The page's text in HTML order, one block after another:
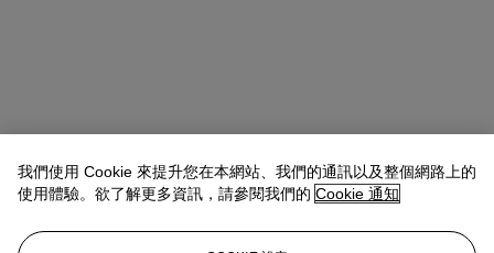
我們使用 Cookie 來提升您在本網站、我們的通訊以及整個網路上的
使用體驗。欲了解更多資訊，請參閱我們的 Cookie 通知